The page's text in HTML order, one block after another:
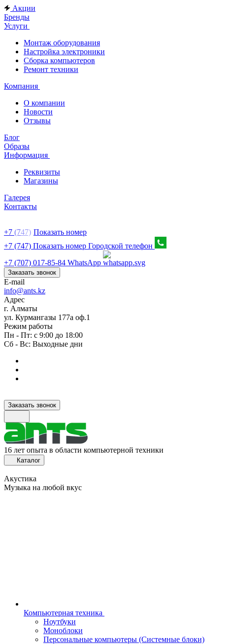
Акции
Бренды
Услуги
Монтаж оборудования
Настройка электроники
Сборка компьютеров
Ремонт техники
Компания
О компании
Новости
Отзывы
Блог
Образы
Информация
Реквизиты
Магазины
Галерея
Контакты
+7 (747) Показать номер
+7 (747) Показать номер Городской телефон
+7 (707) 017-85-84 WhatsApp
Заказать звонок
E-mail
info@ants.kz
Адрес
г. Алматы
ул. Курмангазы 177а оф.1
Режим работы
Пн - Пт: с 9:00 до 18:00
Сб - Вс: Выходные дни
Заказать звонок
16 лет опыта в области компьютерной техники
Каталог
Акустика
Музыка на любой вкус
Компьютерная техника
Ноутбуки
Моноблоки
Персональные компьютеры (Системные блоки)